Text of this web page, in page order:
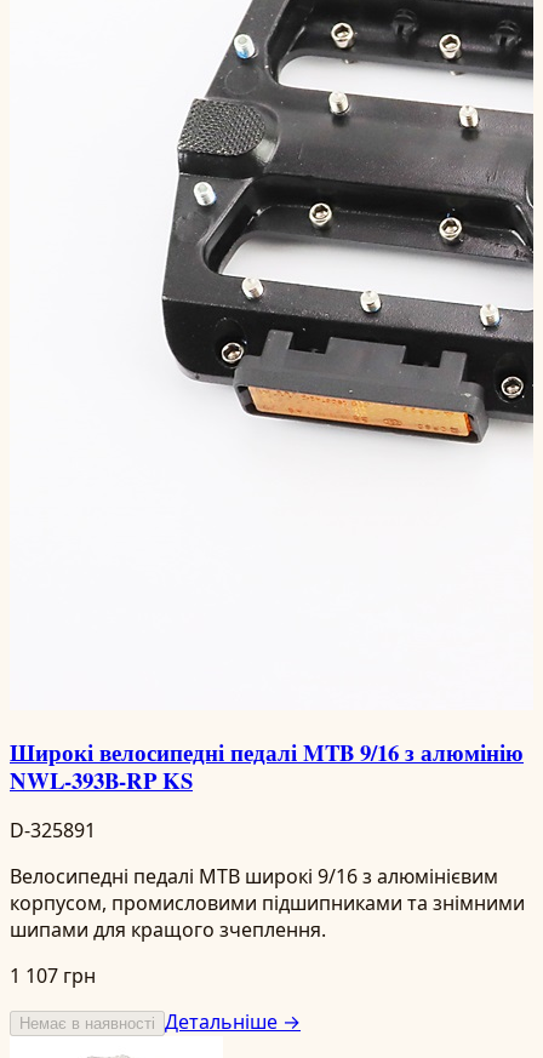
Широкі велосипедні педалі MTB 9/16 з алюмінію
NWL-393B-RP KS
D-325891
Велосипедні педалі MTB широкі 9/16 з алюмінієвим
корпусом, промисловими підшипниками та знімними
шипами для кращого зчеплення.
1 107 грн
Немає в наявності Детальніше →